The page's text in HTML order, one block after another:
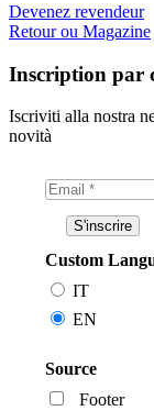
Devenez revendeur
Retour ou Magazine
Inscription par
Iscriviti alla nostra
novità
Custom
IT
EN
Source
Footer